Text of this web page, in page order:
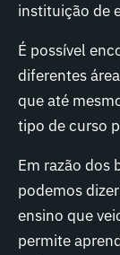
instituição de
É possível
diferentes
que até
tipo de curso
Em razão dos
podemos
ensino que
permite